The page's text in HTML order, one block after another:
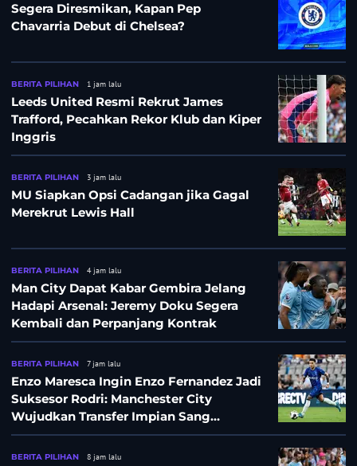
Segera Diresmikan, Kapan Pep
Chavarria Debut di Chelsea?
BERITA PILIHAN 1 jam lalu
Leeds United Resmi Rekrut James
Trafford, Pecahkan Rekor Klub dan Kiper
Inggris
BERITA PILIHAN 3 jam lalu
MU Siapkan Opsi Cadangan jika Gagal
Merekrut Lewis Hall
BERITA PILIHAN 4 jam lalu
Man City Dapat Kabar Gembira Jelang
Hadapi Arsenal: Jeremy Doku Segera
Kembali dan Perpanjang Kontrak
BERITA PILIHAN 7 jam lalu
Enzo Maresca Ingin Enzo Fernandez Jadi
Suksesor Rodri: Manchester City
Wujudkan Transfer Impian Sang
Pelatih?
BERITA PILIHAN 8 jam lalu